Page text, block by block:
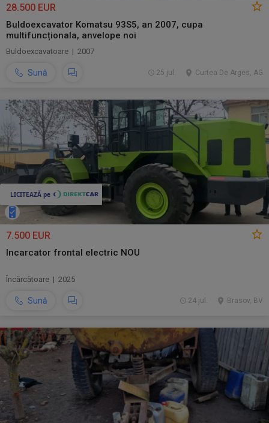
28.500 EUR
Buldoexcavator Komatsu 93S5, an 2007, cupa
multifuncționala, anvelope noi
Buldoexcavatoare | 2007
Sună Curtea De Arges, AG
25 jul.
7.500 EUR
Incarcator frontal electric NOU
Încărcătoare | 2025
Sună Brasov, BV
24 jul.